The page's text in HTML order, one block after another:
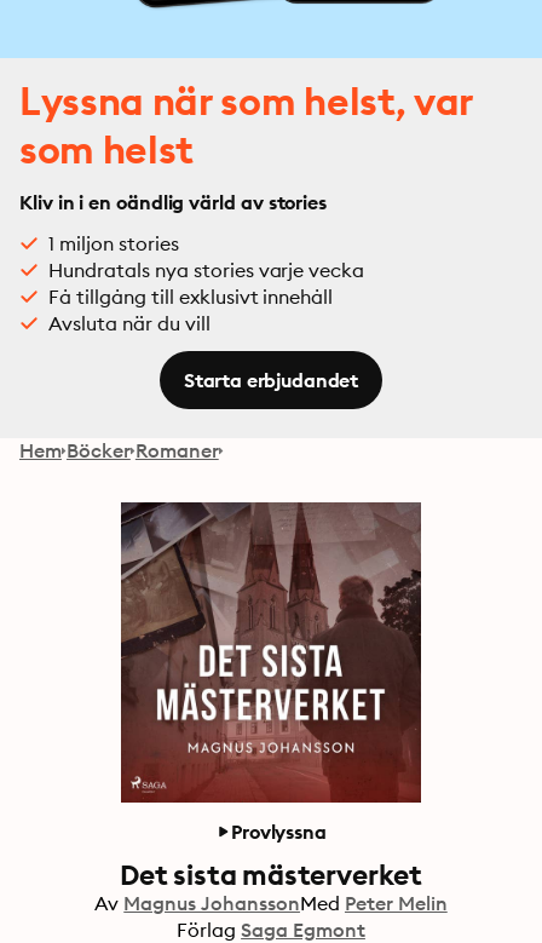
Lyssna när som helst, var
som helst
Kliv in i en oändlig värld av stories
1 miljon stories
Hundratals nya stories varje vecka
Få tillgång till exklusivt innehåll
Avsluta när du vill
Starta erbjudandet
Hem Böcker Romaner
Provlyssna
Det sista mästerverket
Av Magnus JohanssonMed Peter Melin
Förlag Saga Egmont